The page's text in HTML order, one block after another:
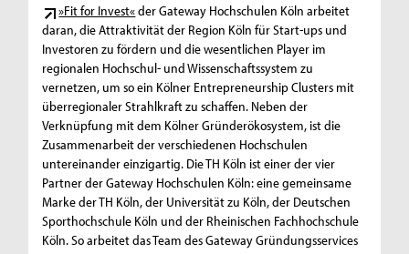
»Fit for Invest«der Gateway Hochschulen Köln arbeitet
daran, die Attraktivität der Region Köln für Start-ups und
Investoren zu fördern und die wesentlichen Player im
regionalen Hochschul- und Wissenschaftssystem zu
vernetzen, um so ein Kölner Entrepreneurship Clusters mit
überregionaler Strahlkraft zu schaffen. Neben der
Verknüpfung mit dem Kölner Gründerökosystem, ist die
Zusammenarbeit der verschiedenen Hochschulen
untereinander einzigartig. Die TH Köln ist einer der vier
Partner der Gateway Hochschulen Köln: eine gemeinsame
Marke der TH Köln, der Universität zu Köln, der Deutschen
Sporthochschule Köln und der Rheinischen Fachhochschule
Köln. So arbeitet das Team des Gateway Gründungsservices